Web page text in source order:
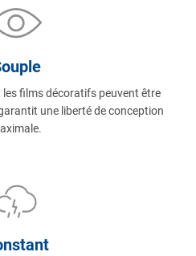
les films décoratifs peuvent être
une liberté de conception